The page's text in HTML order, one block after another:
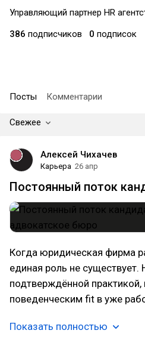
Управляющий партнер HR
386 подписчиков 0 подписок
Посты Комментарии
Свежее
Алексей Чихачев
Карьера 26 апр
Постоянный поток
Когда юридическая фирма
единая роль не
подтверждённой
поведенческим fit в уже
Показать полностью